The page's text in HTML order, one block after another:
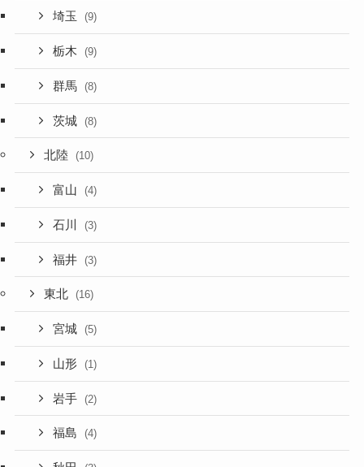
埼玉 (9)
栃木 (9)
群馬 (8)
茨城 (8)
北陸 (10)
富山 (4)
石川 (3)
福井 (3)
東北 (16)
宮城 (5)
山形 (1)
岩手 (2)
福島 (4)